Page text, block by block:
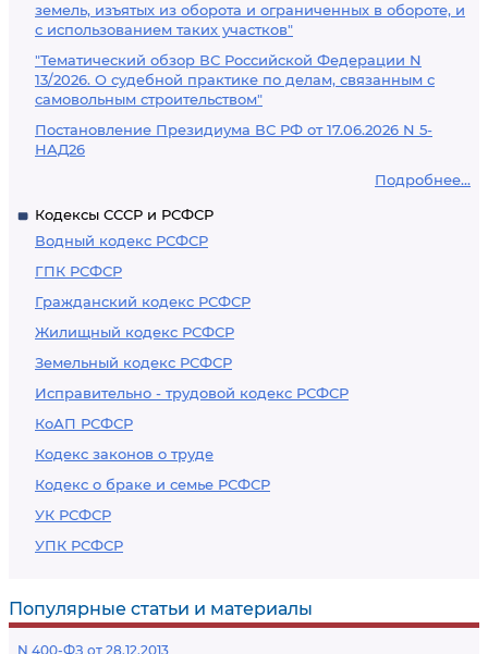
земель, изъятых из оборота и ограниченных в обороте, и
с использованием таких участков"
"Тематический обзор ВС Российской Федерации N
13/2026. О судебной практике по делам, связанным с
самовольным строительством"
Постановление Президиума ВС РФ от 17.06.2026 N 5-
НАД26
Подробнее...
Кодексы СССР и РСФСР
Водный кодекс РСФСР
ГПК РСФСР
Гражданский кодекс РСФСР
Жилищный кодекс РСФСР
Земельный кодекс РСФСР
Исправительно - трудовой кодекс РСФСР
КоАП РСФСР
Кодекс законов о труде
Кодекс о браке и семье РСФСР
УК РСФСР
УПК РСФСР
Популярные статьи и материалы
N 400-ФЗ от 28.12.2013